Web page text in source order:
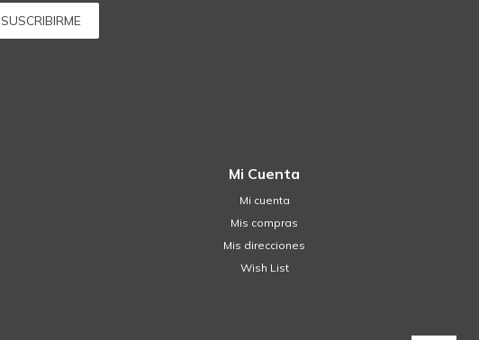
Mi Cuenta
Mi cuenta
Mis compras
Mis direcciones
Wish List
SUSCRIBIRME